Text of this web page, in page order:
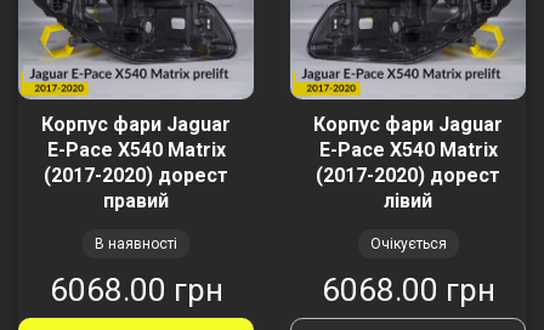
Корпус фари Jaguar
E-Pace X540 Matrix
(2017-2020) дорест
правий
В наявності
6068.00 грн
Корпус фари Jaguar
E-Pace X540 Matrix
(2017-2020) дорест
лівий
Очікується
6068.00 грн